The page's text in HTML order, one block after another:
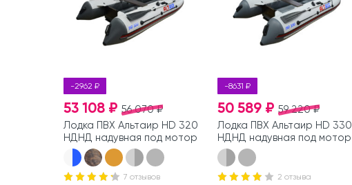
-2962 ₽
56 070 ₽
53 108 ₽
Лодка ПВХ Альтаир HD 320
НДНД надувная под мотор
7 отзывов
-8631 ₽
59 220 ₽
50 589 ₽
Лодка ПВХ Альтаир HD 330
НДНД надувная под мотор
2 отзыва